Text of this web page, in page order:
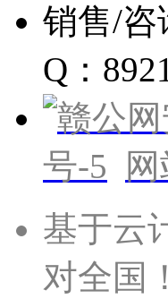
销售/咨
Q：
赣公网
号-5
基于云
对全国！